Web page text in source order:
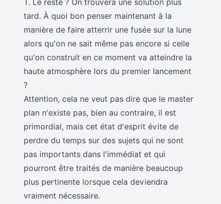
T. Le reste ? On trouvera une solution plus
tard. À quoi bon penser maintenant à la
manière de faire atterrir une fusée sur la lune
alors qu'on ne sait même pas encore si celle
qu'on construit en ce moment va atteindre la
haute atmosphère lors du premier lancement
?
Attention, cela ne veut pas dire que le master
plan n'existe pas, bien au contraire, il est
primordial, mais cet état d'esprit évite de
perdre du temps sur des sujets qui ne sont
pas importants dans l'immédiat et qui
pourront être traités de manière beaucoup
plus pertinente lorsque cela deviendra
vraiment nécessaire.